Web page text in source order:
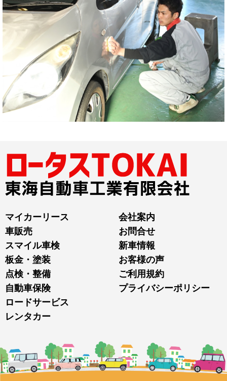
マイカーリース
車販売
スマイル車検
板金・塗装
点検・整備
自動車保険
ロードサービス
レンタカー
会社案内
お問合せ
新車情報
お客様の声
ご利用規約
プライバシーポリシー